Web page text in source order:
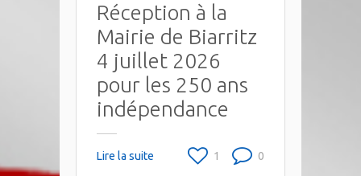
Réception à la
Mairie de Biarritz
4 juillet 2026
pour les 250 ans
indépendance
Lire la suite 0
1